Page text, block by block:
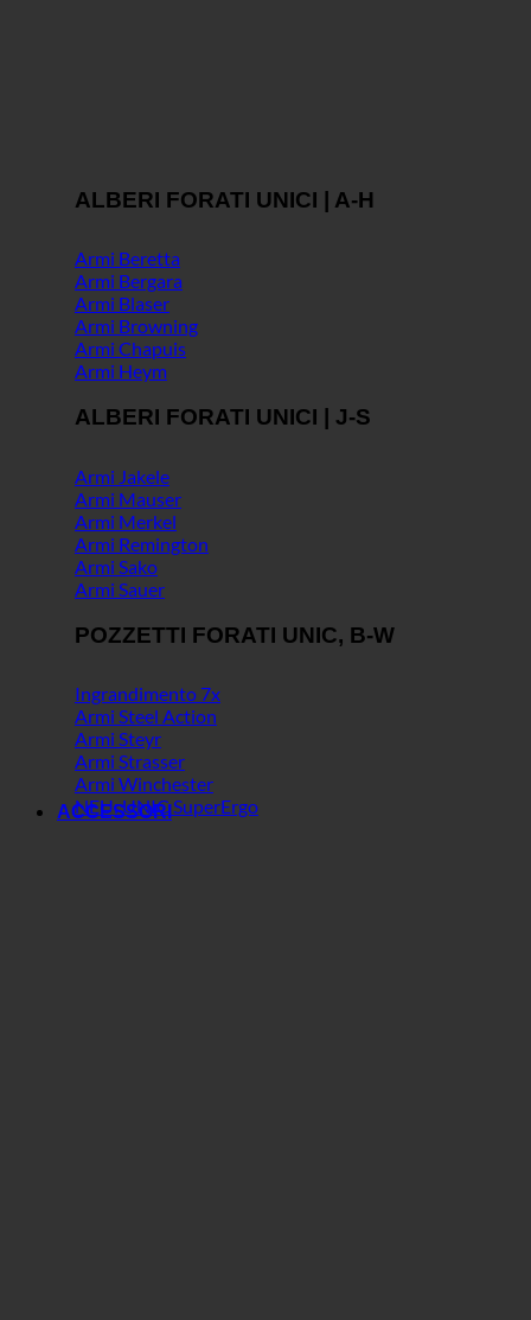
ALBERI FORATI UNICI | A-H
Armi Beretta
Armi Bergara
Armi Blaser
Armi Browning
Armi Chapuis
Armi Heym
ALBERI FORATI UNICI | J-S
Armi Jakele
Armi Mauser
Armi Merkel
Armi Remington
Armi Sako
Armi Sauer
POZZETTI FORATI UNIC, B-W
Ingrandimento 7x
Armi Steel Action
Armi Steyr
Armi Strasser
Armi Winchester
NEU: UNIC SuperErgo
ACCESSORI